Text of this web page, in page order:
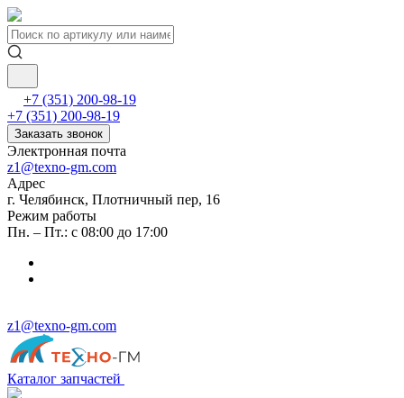
+7 (351) 200-98-19
+7 (351) 200-98-19
Заказать звонок
Электронная почта
z1@texno-gm.com
Адрес
г. Челябинск, Плотничный пер, 16
Режим работы
Пн. – Пт.: с 08:00 до 17:00
z1@texno-gm.com
Каталог запчастей